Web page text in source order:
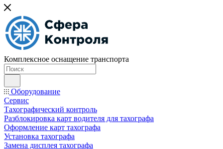
Комплексное оснащение транспорта
Оборудование
Сервис
Тахографический контроль
Разблокировка карт водителя для тахографа
Оформление карт тахографа
Установка тахографа
Замена дисплея тахографа